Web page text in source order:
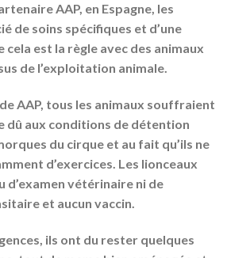
AAP, en Espagne, les
de soins spécifiques et d’une
cela est la règle avec des animaux
de l’exploitation animale.
AAP, tous les animaux souffraient
dû aux conditions de détention
du cirque et au fait qu’ils ne
d’exercices. Les lionceaux
d’examen vétérinaire ni de
et aucun vaccin.
ils ont du rester quelques